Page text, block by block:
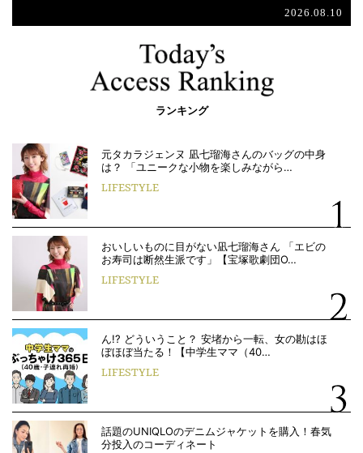
2026.08.10
ランキング
元タカラジェンヌ 凪七瑠海さんのバッグの中身
は？ 「ユニークな小物を楽しみながら…
LIFESTYLE
おいしいものに目がない凪七瑠海さん 「エビの
お寿司は断然生派です」【宝塚歌劇団O…
LIFESTYLE
ん!? どういうこと？ 安堵から一転、女の勘はほ
ぼほぼ当たる！【中学生ママ（40…
LIFESTYLE
話題のUNIQLOのデニムジャケットを購入！春気
分投入のコーディネート